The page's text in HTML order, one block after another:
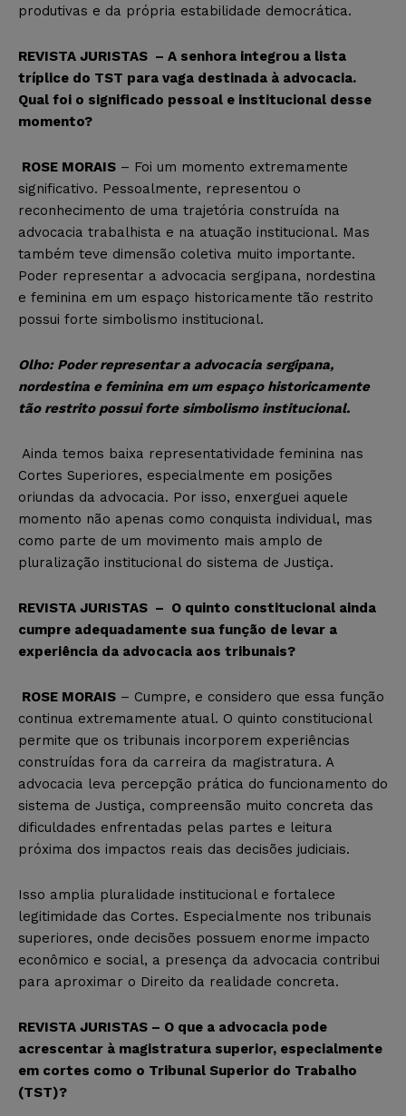
produtivas e da própria estabilidade democrática.
REVISTA JURISTAS – A senhora integrou a lista
tríplice do TST para vaga destinada à advocacia.
Qual foi o significado pessoal e institucional desse
momento?
ROSE MORAIS – Foi um momento extremamente
significativo. Pessoalmente, representou o
reconhecimento de uma trajetória construída na
advocacia trabalhista e na atuação institucional. Mas
também teve dimensão coletiva muito importante.
Poder representar a advocacia sergipana, nordestina
e feminina em um espaço historicamente tão restrito
possui forte simbolismo institucional.
Olho: Poder representar a advocacia sergipana,
nordestina e feminina em um espaço historicamente
tão restrito possui forte simbolismo institucional.
Ainda temos baixa representatividade feminina nas
Cortes Superiores, especialmente em posições
oriundas da advocacia. Por isso, enxerguei aquele
momento não apenas como conquista individual, mas
como parte de um movimento mais amplo de
pluralização institucional do sistema de Justiça.
REVISTA JURISTAS – O quinto constitucional ainda
cumpre adequadamente sua função de levar a
experiência da advocacia aos tribunais?
ROSE MORAIS – Cumpre, e considero que essa função
continua extremamente atual. O quinto constitucional
permite que os tribunais incorporem experiências
construídas fora da carreira da magistratura. A
advocacia leva percepção prática do funcionamento do
sistema de Justiça, compreensão muito concreta das
dificuldades enfrentadas pelas partes e leitura
próxima dos impactos reais das decisões judiciais.
Isso amplia pluralidade institucional e fortalece
legitimidade das Cortes. Especialmente nos tribunais
superiores, onde decisões possuem enorme impacto
econômico e social, a presença da advocacia contribui
para aproximar o Direito da realidade concreta.
REVISTA JURISTAS – O que a advocacia pode
acrescentar à magistratura superior, especialmente
em cortes como o Tribunal Superior do Trabalho
(TST)?